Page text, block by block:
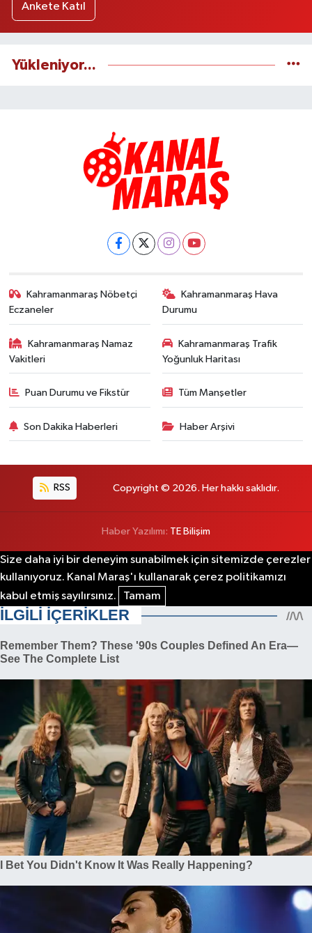
Ankete Katıl
Yükleniyor...
Kahramanmaraş Nöbetçi
Eczaneler
Kahramanmaraş Hava
Durumu
Kahramanmaraş Namaz
Vakitleri
Kahramanmaraş Trafik
Yoğunluk Haritası
Puan Durumu ve Fikstür Tüm Manşetler
Son Dakika Haberleri Haber Arşivi
RSS Copyright © 2026. Her hakkı saklıdır.
Haber Yazılımı: TE Bilişim
Size daha iyi bir deneyim sunabilmek için sitemizde çerezler
kullanıyoruz. Kanal Maraş'ı kullanarak çerez politikamızı
kabul etmiş sayılırsınız.
Tamam